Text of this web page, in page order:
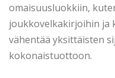
omaisuusluokkiin,
joukkovelkakirjoihin ja
vähentää yksittäisten
kokonaistuottoon.